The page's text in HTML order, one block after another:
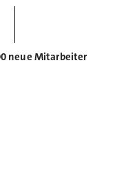
neue Mitarbeiter